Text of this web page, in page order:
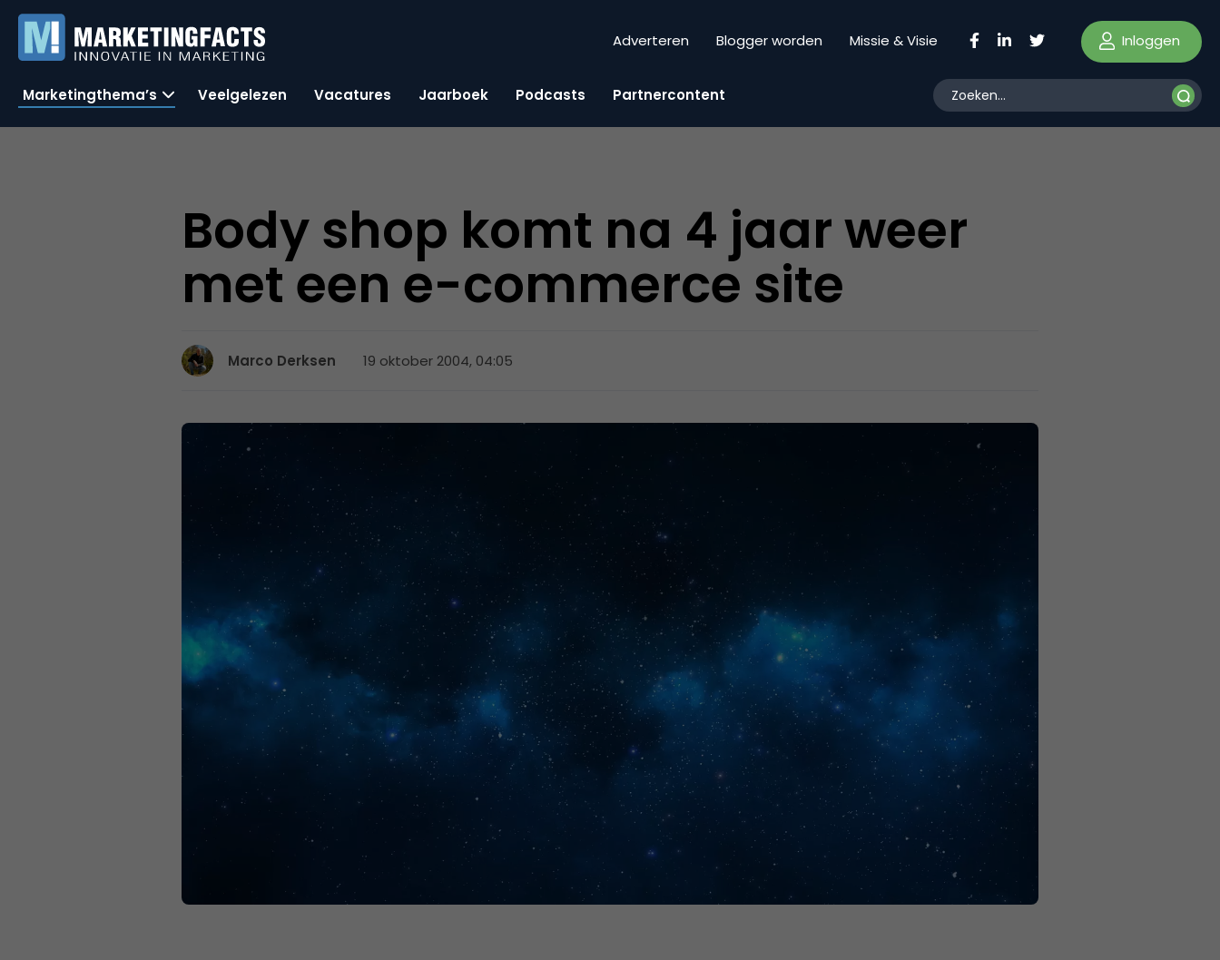
Adverteren Blogger worden Missie & Visie Inloggen
Marketingthema’s Veelgelezen Vacatures Jaarboek Podcasts Partnercontent
Body shop komt na 4 jaar weer
met een e-commerce site
Marco Derksen 19 oktober 2004, 04:05